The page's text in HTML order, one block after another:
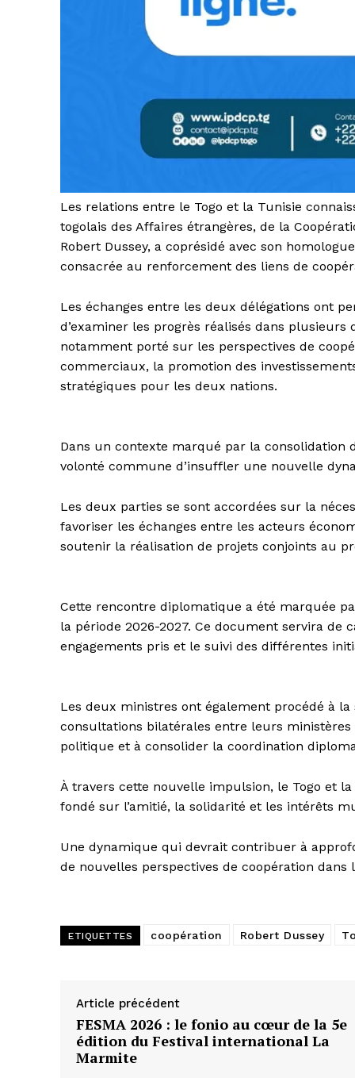
Les relations entre le Togo et la Tunisie
togolais des Affaires étrangères, de la
Robert Dussey, a coprésidé avec son
consacrée au renforcement des liens de
Les échanges entre les deux délégations ont
d’examiner les progrès réalisés dans
notamment porté sur les perspectives de
commerciaux, la promotion des
stratégiques pour les deux nations.
Dans un contexte marqué par la
volonté commune d’insuffler une nouvelle
Les deux parties se sont accordées sur la
favoriser les échanges entre les acteurs
soutenir la réalisation de projets conjoints au
Cette rencontre diplomatique a été marquée
la période 2026-2027. Ce document servira
engagements pris et le suivi des différentes
Les deux ministres ont également procédé à
consultations bilatérales entre leurs
politique et à consolider la coordination
À travers cette nouvelle impulsion, le Togo et
fondé sur l’amitié, la solidarité et les intérêts
Une dynamique qui devrait contribuer à
de nouvelles perspectives de coopération dans
ETIQUETTES coopération Robert Dussey
Article précédent
FESMA 2026 : le fonio au cœur de la 5e
édition du Festival international La
Marmite